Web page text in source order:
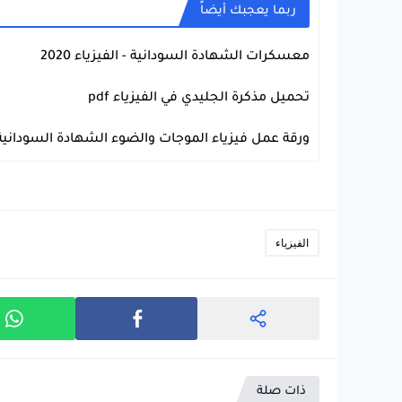
ربما يعجبك أيضاً
الفيزياء
معسكرات الشهادة السودانية - الفيزياء 2020
الفيزياء
تحميل مذكرة الجليدي في الفيزياء pdf
الفيزياء
ورقة عمل فيزياء الموجات والضوء الشهادة السودانية
الفيزياء
ذات صلة